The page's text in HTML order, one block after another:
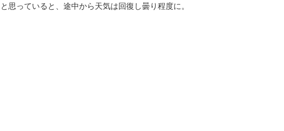
思っていると、途中から天気は回復し曇り程度に。